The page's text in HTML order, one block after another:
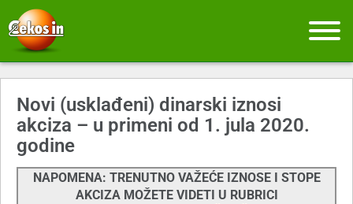
Novi (usklađeni) dinarski iznosi
akciza – u primeni od 1. jula 2020.
godine
NAPOMENA: TRENUTNO VAŽEĆE IZNOSE I STOPE
AKCIZA MOŽETE VIDETI U RUBRICI